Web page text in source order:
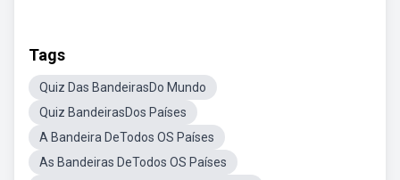
Tags
Quiz Das BandeirasDo Mundo
Quiz BandeirasDos Países
A Bandeira DeTodos OS Países
As Bandeiras DeTodos OS Países